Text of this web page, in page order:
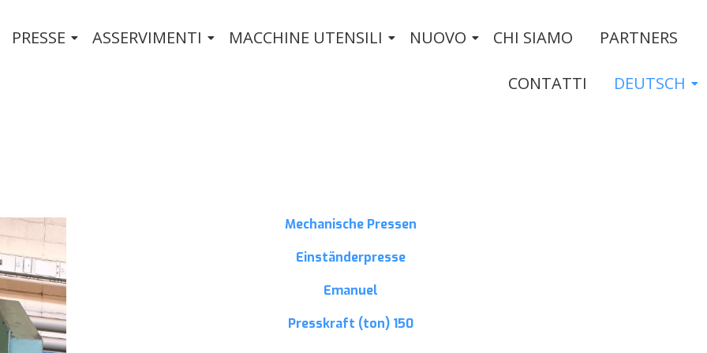
PRESSE ASSERVIMENTI MACCHINE UTENSILI NUOVO CHI SIAMO PARTNERS
CONTATTI DEUTSCH
Mechanische Pressen
Einständerpresse
Emanuel
Presskraft (ton) 150